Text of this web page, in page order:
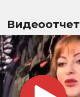
Видеоотчет